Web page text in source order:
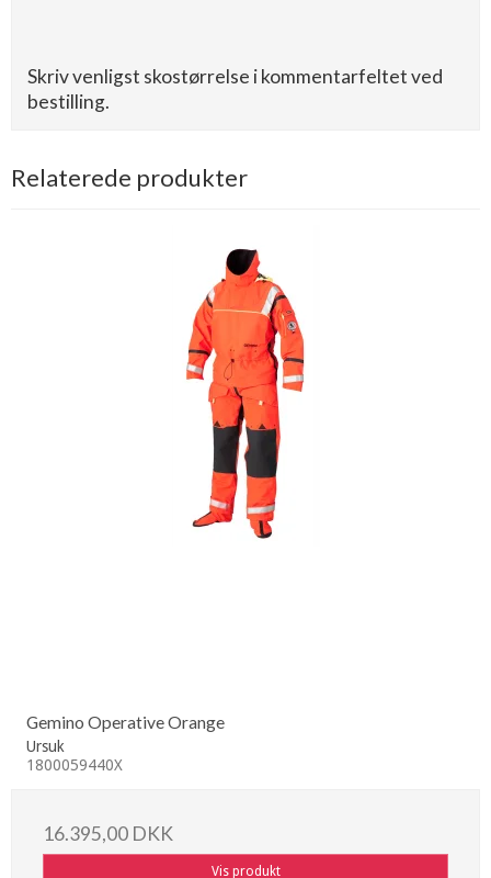
Skriv venligst skostørrelse i kommentarfeltet ved
bestilling.
Relaterede produkter
Gemino Operative Orange
Ursuk
1800059440X
16.395,00 DKK
Vis produkt